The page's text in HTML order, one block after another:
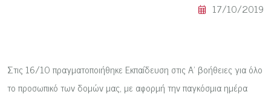
17/10/2019
Στις 16/10 πραγματοποιήθηκε Εκπαίδευση στις Α’ βοήθειες για όλο
το προσωπικό των δομών μας, με αφορμή την παγκόσμια ημέρα